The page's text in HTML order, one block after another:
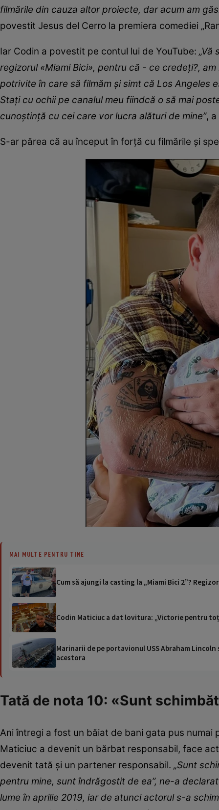
filmările din cauza altor proiecte, dar acum am
povestit Jesus del Cerro la premiera comediei
Iar Codin a povestit pe contul lui de YouTube: „Vă
regizorul «Miami Bici», pentru că - ce credeţi?,
potrivite în care să filmăm şi simt că Los Angeles
Staţi cu ochii pe canalul meu fiindcă o să mai
cunoştinţă cu cei care vor lucra alături de mine”,
S-ar părea că au început în forţă cu filmările şi
MAI MULTE PENTRU TINE
Cum să ajungi la casting la „Miami Bici 2”?
Codin Maticiuc a dat lovitura: „Victorie pentru
Marinarii de pe portavionul USS Abraham
acestora
Tată de nota 10: «Sunt
Ani întregi a fost un băiat de bani gata pus
Maticiuc a devenit un bărbat responsabil, face
devenit tată şi un partener responsabil. „Sunt
pentru mine, sunt îndrăgostit de ea”, ne-a
lume în aprilie 2019, iar de atunci actorul s-a